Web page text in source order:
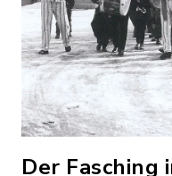
Der Fasching